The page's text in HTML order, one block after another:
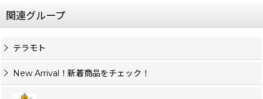
関連グループ
テラモト
New Arrival！新着商品をチェック！